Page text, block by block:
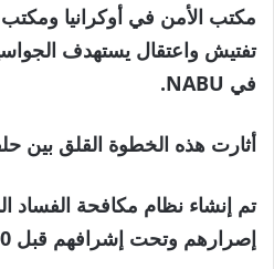
مكتب الأمن في أوكرانيا
تفتيش واعتقال يستهدف
في NABU.
أثارت هذه الخطوة القلق بين
تم إنشاء نظام مكافحة الفساد
إصرارهم وتحت إشرافهم قبل 10 سنوات.